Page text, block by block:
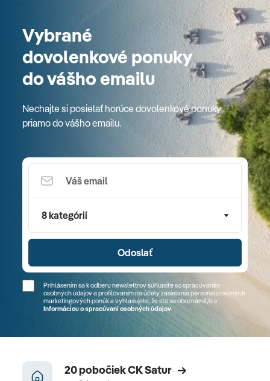
Vybrané
dovolenkové ponuky
do vášho emailu
Nechajte si posielať horúce dovolenkové ponuky
priamo do vášho emailu.
8 kategórií
Odoslať
Prihlásením sa k odberu newslettrov súhlasíte so spracúvaním
osobných údajov a profilovaním na účely zasielania personalizovaných
marketingových ponúk a vyhlasujete, že ste sa oboznámil/a s
Informáciou o spracúvaní osobných údajov.
20 pobočiek CK Satur